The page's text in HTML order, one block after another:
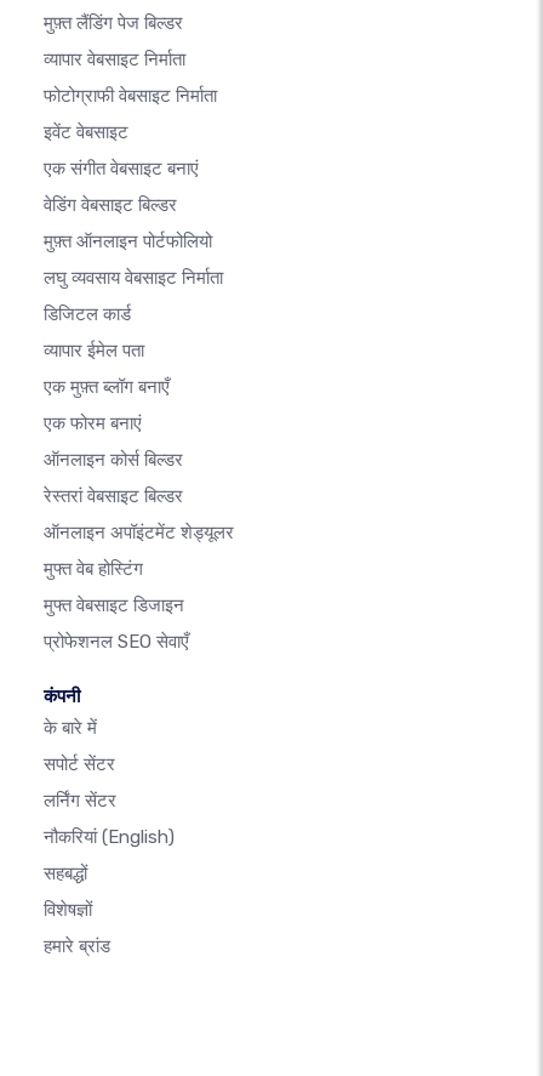
मुफ़्त लैंडिंग पेज बिल्डर
व्यापार वेबसाइट निर्माता
फोटोग्राफी वेबसाइट निर्माता
इवेंट वेबसाइट
एक संगीत वेबसाइट बनाएं
वेडिंग वेबसाइट बिल्डर
मुफ़्त ऑनलाइन पोर्टफोलियो
लघु व्यवसाय वेबसाइट निर्माता
डिजिटल कार्ड
व्यापार ईमेल पता
एक मुफ़्त ब्लॉग बनाएँ
एक फोरम बनाएं
ऑनलाइन कोर्स बिल्डर
रेस्तरां वेबसाइट बिल्डर
ऑनलाइन अपॉइंटमेंट शेड्यूलर
मुफ्त वेब होस्टिंग
मुफ्त वेबसाइट डिजाइन
प्रोफेशनल SEO सेवाएँ
कंपनी
के बारे में
सपोर्ट सेंटर
लर्निंग सेंटर
नौकरियां(English)
सहबद्धों
विशेषज्ञों
हमारे ब्रांड